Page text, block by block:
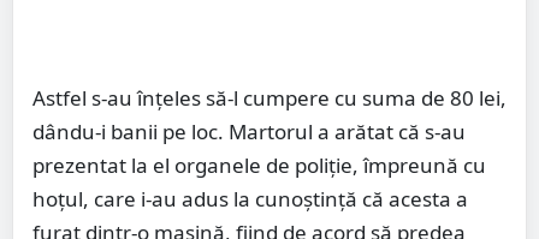
Astfel s-au înțeles să-l cumpere cu suma de 80 lei,
dându-i banii pe loc. Martorul a arătat că s-au
prezentat la el organele de poliție, împreună cu
hoțul, care i-au adus la cunoștință că acesta a
furat dintr-o mașină, fiind de acord să predea